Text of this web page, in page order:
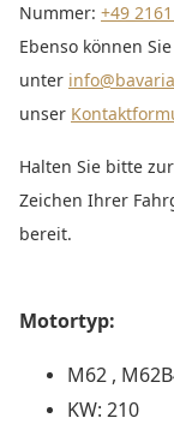
Nummer: +49
Ebenso können
unter
unser
Halten Sie bitte
Zeichen Ihrer
bereit.
Motortyp:
M62 ,
KW: 210